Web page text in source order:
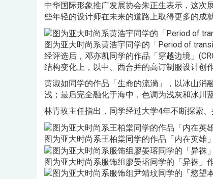
中华国际形象推广发展协会朱正生表示，这次
些年轻的设计师在未来的道路上取得更多的成
图为亚大时尚系黄浩宇同学的「Period of
经评选后，邓亦凯同学的作品「穿越边境」
结构变化上，以中、西合并的高订制服设计创
黄淑如同学的作品「生命的流淌」，以冰山消
浅；最后完全融化于海中，色调为浅灰和冰川
林青玫主任指出，同学经过大学4年不断探索
图为亚大时尚系王柏棠同学的作品「内在英雄
图为亚大时尚系服饰组廖晏瑢同学的「异祩」